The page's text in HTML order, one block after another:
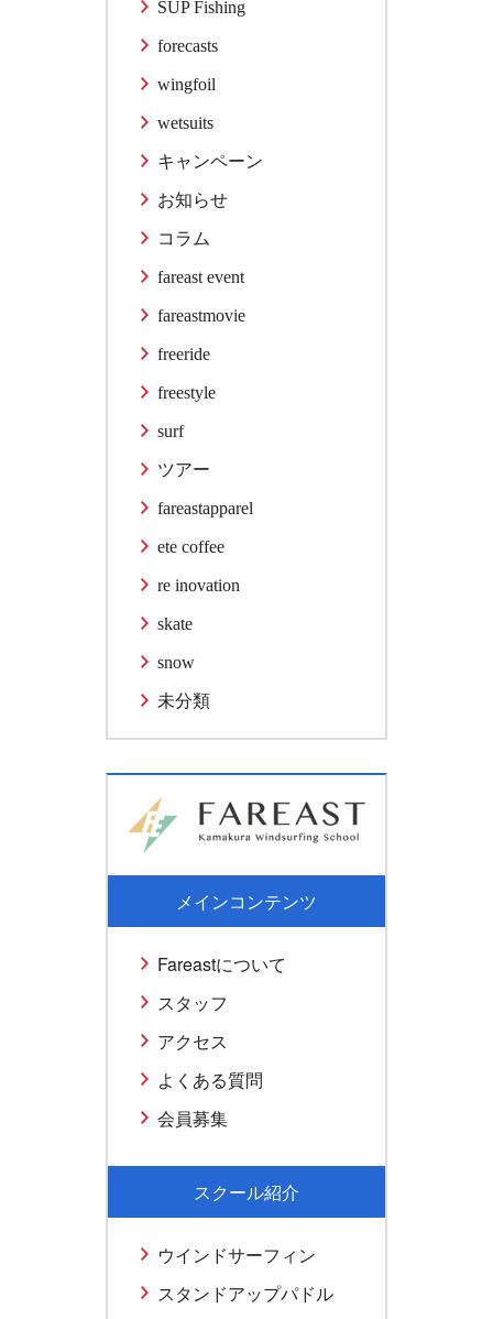
SUP Fishing
forecasts
wingfoil
wetsuits
キャンペーン
お知らせ
コラム
fareast event
fareastmovie
freeride
freestyle
surf
ツアー
fareastapparel
ete coffee
re inovation
skate
snow
未分類
メインコンテンツ
Fareastについて
スタッフ
アクセス
よくある質問
会員募集
スクール紹介
ウインドサーフィン
スタンドアップパドル